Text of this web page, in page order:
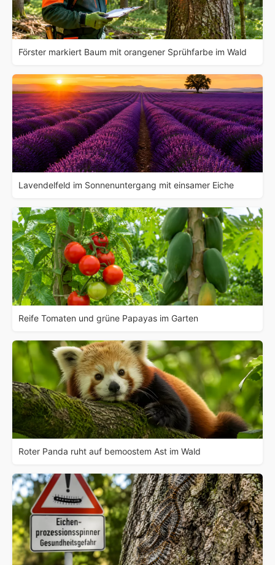
Förster markiert Baum mit orangener Sprühfarbe im Wald
Lavendelfeld im Sonnenuntergang mit einsamer Eiche
Reife Tomaten und grüne Papayas im Garten
Roter Panda ruht auf bemoostem Ast im Wald